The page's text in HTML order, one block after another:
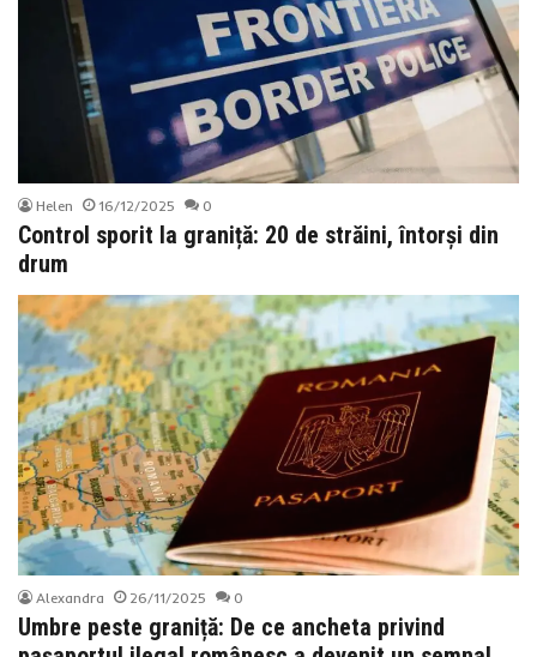
Helen 16/12/2025 0
Control sporit la graniță: 20 de străini, întorși din
drum
Alexandra 26/11/2025 0
Umbre peste graniță: De ce ancheta privind